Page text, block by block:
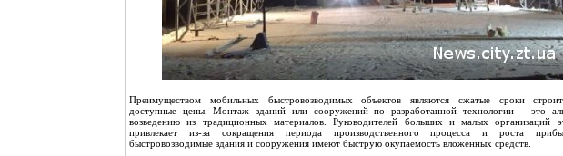
Преимуществом мобильных быстровозводимых объектов являются сжатые сроки
доступные цены. Монтаж зданий или сооружений по разработанной технологии – это
возведению из традиционных материалов. Руководителей больших и малых организаций
привлекает из-за сокращения периода производственного процесса и роста
быстровозводимые здания и сооружения имеют быструю окупаемость вложенных средств.